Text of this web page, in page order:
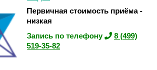
Первичная стоимость приёма -
низкая
Запись по телефону
8 (499)
519-35-82